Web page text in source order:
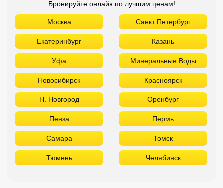
Бронируйте онлайн по лучшим ценам!
Москва Санкт Петербург
Екатеринбург Казань
Уфа Минеральные Воды
Новосибирск Красноярск
Н. Новгород Оренбург
Пенза Пермь
Самара Томск
Тюмень Челябинск